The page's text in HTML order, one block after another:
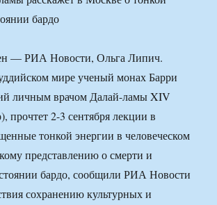
— РИА Новости, Ольга Липич.
мире ученый монах Барри
личным врачом Далай-ламы XIV
прочтет 2-3 сентября лекции в
тонкой энергии в человеческом
представлению о смерти и
бардо, сообщили РИА Новости
сохранению культурных и